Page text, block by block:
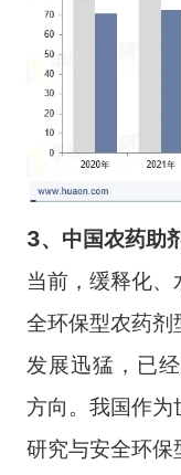
3、中国农药助
当前，缓释化
全环保型农药剂
发展迅猛，已
方向。我国作为
研究与安全环